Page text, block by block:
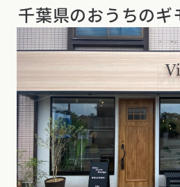
千葉県のおうちのギ